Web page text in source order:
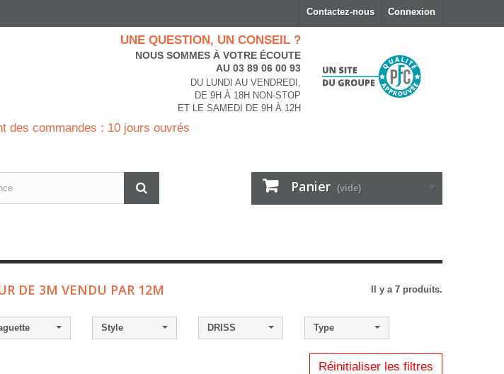
Connexion
Contactez-nous
UNE QUESTION, UN CONSEIL ?
NOUS SOMMES À VOTRE ÉCOUTE
AU 03 89 06 00 93
DU LUNDI AU VENDREDI,
DE 9H À 18H NON-STOP
ET LE SAMEDI DE 9H À 12H
des commandes : 10 jours ouvrés
Panier (vide)
DE 3M VENDU PAR 12M Il y a 7 produits.
Style DRISS Type
Réinitialiser les filtres